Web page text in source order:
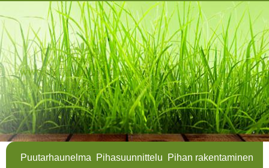
Hyppää
pääsisältöön
Puutarhaunelma Pihasuunnittelu
Pihan rakentaminen